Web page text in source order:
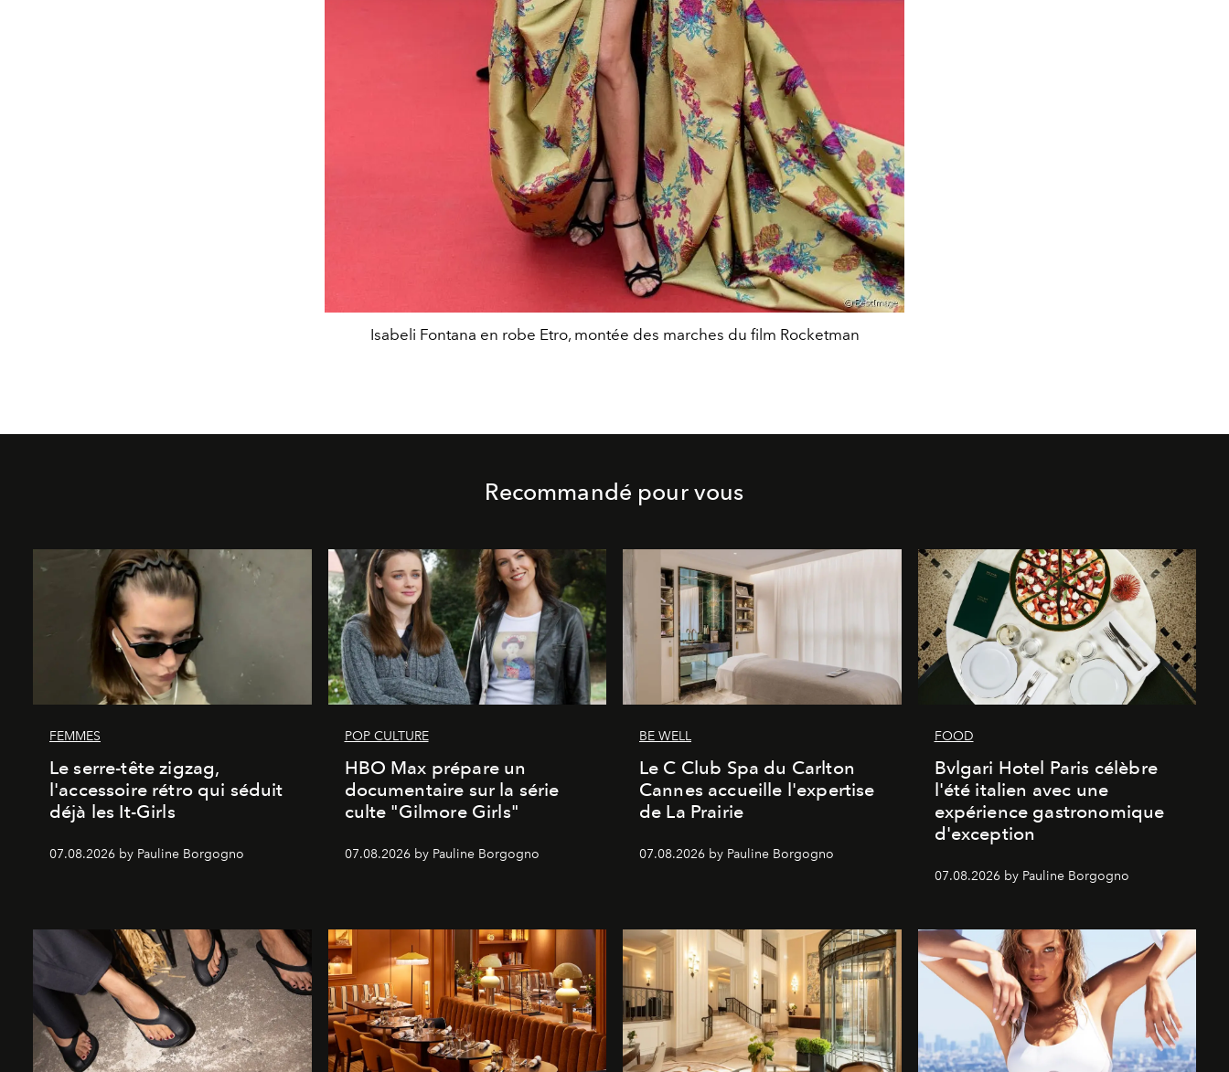
Isabeli Fontana en robe Etro, montée des marches du film Rocketman
Recommandé pour vous
FEMMES
Le serre-tête zigzag,
l'accessoire rétro qui séduit
déjà les It-Girls
07.08.2026 by Pauline Borgogno
POP CULTURE
HBO Max prépare un
documentaire sur la série
culte "Gilmore Girls"
07.08.2026 by Pauline Borgogno
BE WELL
Le C Club Spa du Carlton
Cannes accueille l'expertise
de La Prairie
07.08.2026 by Pauline Borgogno
FOOD
Bvlgari Hotel Paris célèbre
l'été italien avec une
expérience gastronomique
d'exception
07.08.2026 by Pauline Borgogno